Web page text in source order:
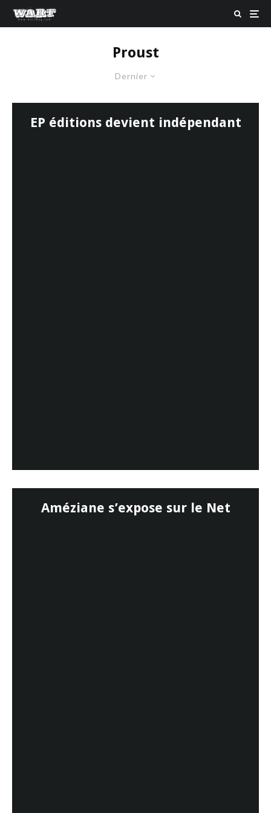
Proust
Dernier
EP éditions devient indépendant
Améziane s’expose sur le Net